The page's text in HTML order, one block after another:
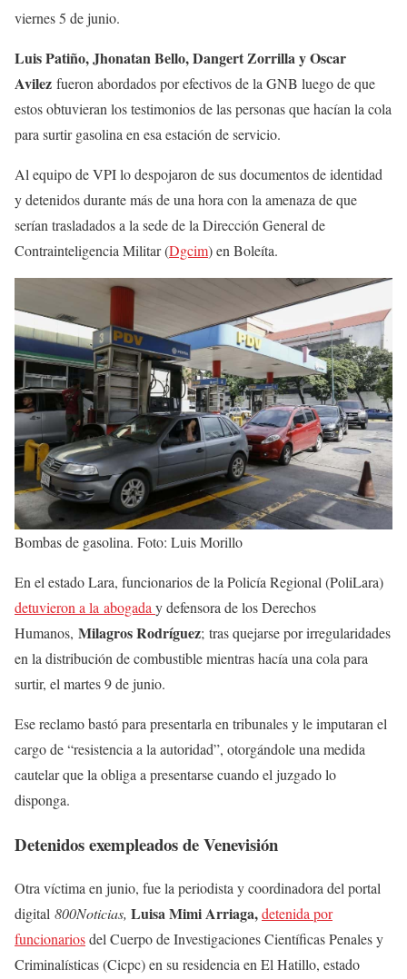
viernes 5 de junio.
Luis Patiño, Jhonatan Bello, Dangert Zorrilla y Oscar
Avilez fueron abordados por efectivos de la GNB luego de que
estos obtuvieran los testimonios de las personas que hacían la cola
para surtir gasolina en esa estación de servicio.
Al equipo de VPI lo despojaron de sus documentos de identidad
y detenidos durante más de una hora con la amenaza de que
serían trasladados a la sede de la Dirección General de
Contrainteligencia Militar (Dgcim) en Boleíta.
Bombas de gasolina. Foto: Luis Morillo
En el estado Lara, funcionarios de la Policía Regional (PoliLara)
detuvieron a la abogada y defensora de los Derechos
Humanos, Milagros Rodríguez; tras quejarse por irregularidades
en la distribución de combustible mientras hacía una cola para
surtir, el martes 9 de junio.
Ese reclamo bastó para presentarla en tribunales y le imputaran el
cargo de “resistencia a la autoridad”, otorgándole una medida
cautelar que la obliga a presentarse cuando el juzgado lo
disponga.
Detenidos exempleados de Venevisión
Otra víctima en junio, fue la periodista y coordinadora del portal
digital 800Noticias, Luisa Mimi Arriaga,detenida por
funcionariosdel Cuerpo de Investigaciones Científicas Penales y
Criminalísticas (Cicpc) en su residencia en El Hatillo, estado